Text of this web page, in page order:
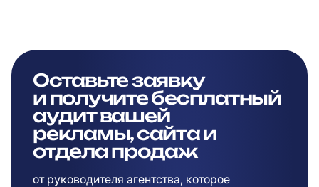
Оставьте заявку
и получите бесплатный
аудит вашей
рекламы,сайта и
отдела продаж
от руководителя агентства, которое